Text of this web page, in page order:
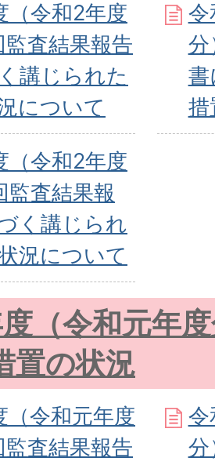
（令和2年度
監査結果報告
講じられた
について
令
分
書
措
（令和2年度
監査結果報
く講じられ
況について
（令和元年
置の状況
（令和元年度
監査結果報告
令
分